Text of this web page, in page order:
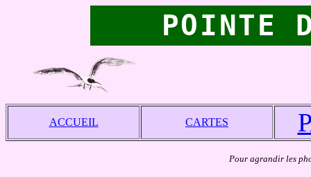
POINTE
ACCUEIL CARTES
Pour agrandir les